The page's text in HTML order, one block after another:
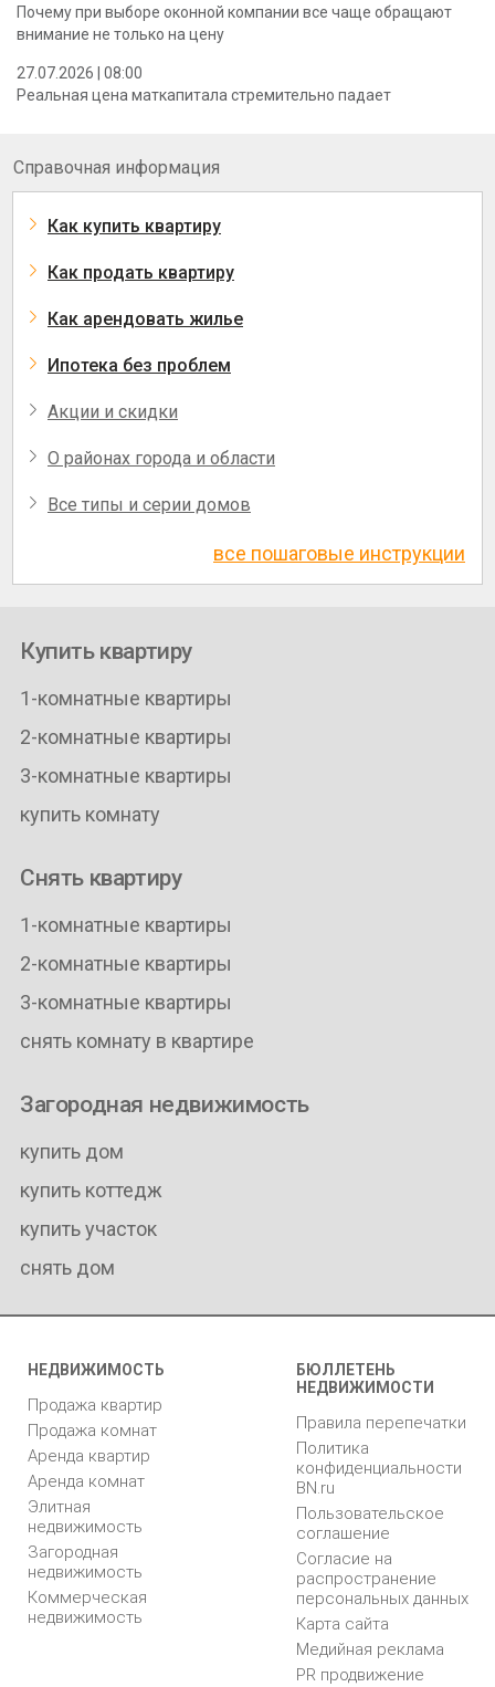
Почему при выборе оконной компании все чаще обращают
внимание не только на цену
27.07.2026 | 08:00
Реальная цена маткапитала стремительно падает
Справочная информация
Как купить квартиру
Как продать квартиру
Как арендовать жилье
Ипотека без проблем
Акции и скидки
О районах города и области
Все типы и серии домов
все пошаговые инструкции
Купить квартиру
1-комнатные квартиры
2-комнатные квартиры
3-комнатные квартиры
купить комнату
Снять квартиру
1-комнатные квартиры
2-комнатные квартиры
3-комнатные квартиры
снять комнату в квартире
Загородная недвижимость
купить дом
купить коттедж
купить участок
снять дом
НЕДВИЖИМОСТЬ
Продажа квартир
Продажа комнат
Аренда квартир
Аренда комнат
Элитная
недвижимость
Загородная
недвижимость
Коммерческая
недвижимость
БЮЛЛЕТЕНЬ
НЕДВИЖИМОСТИ
Правила перепечатки
Политика
конфиденциальности
BN.ru
Пользовательское
соглашение
Согласие на
распространение
персональных данных
Карта сайта
Медийная реклама
PR продвижение